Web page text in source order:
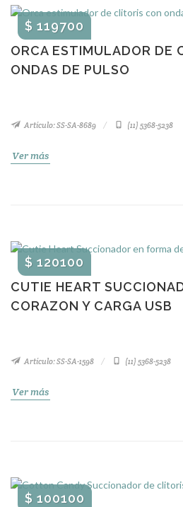
ORCA ESTIMULADOR DE
ONDAS DE PULSO
$ 119700
Artículo: SS-SA-8689 (11) 5368-5238
Ver más
CUTIE HEART
CORAZON Y CARGA USB
$ 120100
Artículo: SS-SA-1598 (11) 5368-5238
Ver más
$ 100100